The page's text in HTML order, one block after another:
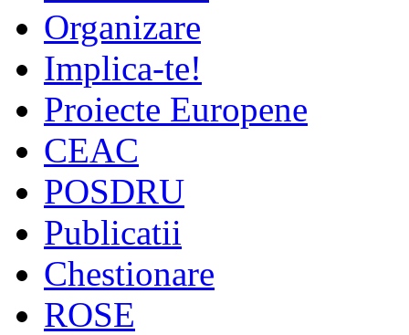
Organizare
Implica-te!
Proiecte Europene
CEAC
POSDRU
Publicatii
Chestionare
ROSE